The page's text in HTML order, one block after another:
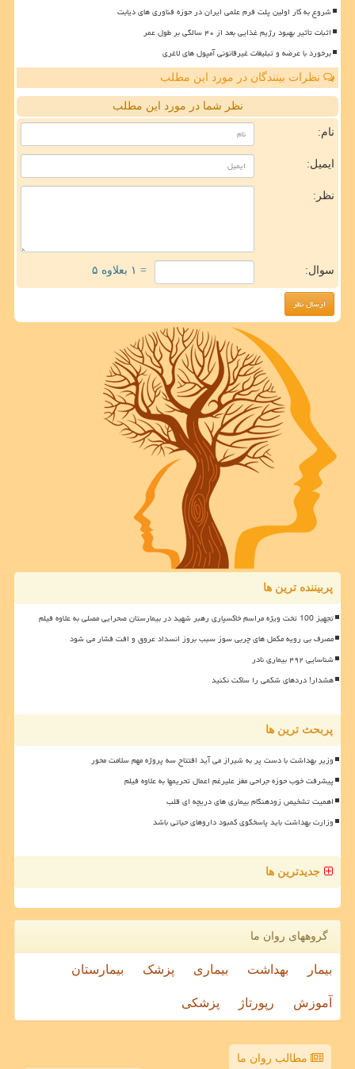
شروع به کار اولین پلت فرم علمی ایران در حوزه فناوری های دیابت
اثبات تأثیر بهبود رژیم غذایی بعد از ۴۰ سالگی بر طول عمر
برخورد با عرضه و تبلیغات غیرقانونی آمپول های لاغری
نظرات بینندگان در مورد این مطلب
نظر شما در مورد این مطلب
نام:
ایمیل:
نظر:
سوال: = ۱ بعلاوه ۵
پربیننده ترین ها
تجهیز 100 تخت ویژه مراسم خاکسپاری رهبر شهید در بیمارستان صحرایی مصلی به علاوه فیلم
مصرف بی رویه مکمل های چربی سوز سبب بروز انسداد عروق و افت فشار می شود
شناسایی ۴۹۲ بیماری نادر
هشدار! دردهای شکمی را ساکت نکنید
پربحث ترین ها
وزیر بهداشت با دست پر به شیراز می آید افتتاح سه پروژه مهم سلامت محور
پیشرفت خوب حوزه جراحی مغز علیرغم اعمال تحریمها به علاوه فیلم
اهمیت تشخیص زودهنگام بیماری های دریچه ای قلب
وزارت بهداشت باید پاسخگوی کمبود داروهای حیاتی باشد
جدیدترین ها
گروههای روان ما
بیمار بهداشت بیماری پزشک بیمارستان
آموزش رپورتاژ پزشکی
مطالب روان ما